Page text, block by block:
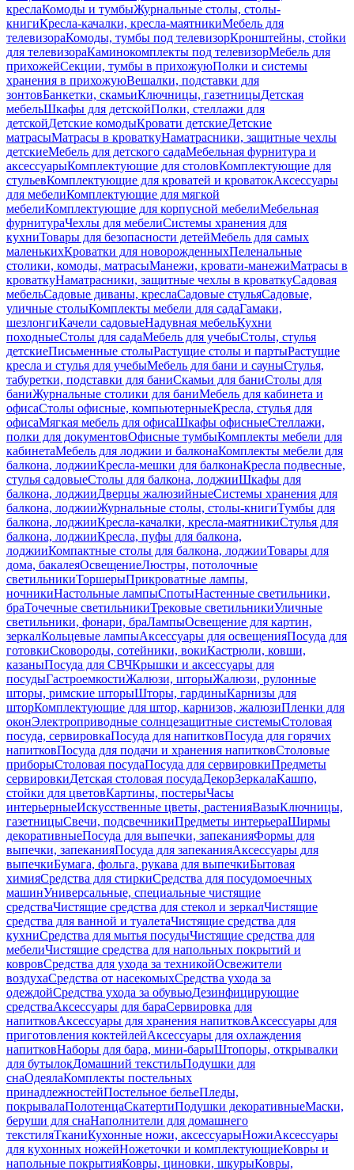
креслаКомоды и тумбыЖурнальные столы, столы-
книгиКресла-качалки, кресла-маятникиМебель для
телевизораКомоды, тумбы под телевизорКронштейны, стойки
для телевизораКаминокомплекты под телевизорМебель для
прихожейСекции, тумбы в прихожуюПолки и системы
хранения в прихожуюВешалки, подставки для
зонтовБанкетки, скамьиКлючницы, газетницыДетская
мебельШкафы для детскойПолки, стеллажи для
детскойДетские комодыКровати детскиеДетские
матрасыМатрасы в кроваткуНаматрасники, защитные чехлы
детскиеМебель для детского садаМебельная фурнитура и
аксессуарыКомплектующие для столовКомплектующие для
стульевКомплектующие для кроватей и кроватокАксессуары
для мебелиКомплектующие для мягкой
мебелиКомплектующие для корпусной мебелиМебельная
фурнитураЧехлы для мебелиСистемы хранения для
кухниТовары для безопасности детейМебель для самых
маленькихКроватки для новорожденныхПеленальные
столики, комоды, матрасыМанежи, кровати-манежиМатрасы в
кроваткуНаматрасники, защитные чехлы в кроваткуСадовая
мебельСадовые диваны, креслаСадовые стульяСадовые,
уличные столыКомплекты мебели для садаГамаки,
шезлонгиКачели садовыеНадувная мебельКухни
походныеСтолы для садаМебель для учебыСтолы, стулья
детскиеПисьменные столыРастущие столы и партыРастущие
кресла и стулья для учебыМебель для бани и сауныСтулья,
табуретки, подставки для баниСкамьи для баниСтолы для
баниЖурнальные столики для баниМебель для кабинета и
офисаСтолы офисные, компьютерныеКресла, стулья для
офисаМягкая мебель для офисаШкафы офисныеСтеллажи,
полки для документовОфисные тумбыКомплекты мебели для
кабинетаМебель для лоджии и балконаКомплекты мебели для
балкона, лоджииКресла-мешки для балконаКресла подвесные,
стулья садовыеСтолы для балкона, лоджииШкафы для
балкона, лоджииДверцы жалюзийныеСистемы хранения для
балкона, лоджииЖурнальные столы, столы-книгиТумбы для
балкона, лоджииКресла-качалки, кресла-маятникиСтулья для
балкона, лоджииКресла, пуфы для балкона,
лоджииКомпактные столы для балкона, лоджииТовары для
дома, бакалеяОсвещениеЛюстры, потолочные
светильникиТоршерыПрикроватные лампы,
ночникиНастольные лампыСпотыНастенные светильники,
браТочечные светильникиТрековые светильникиУличные
светильники, фонари, браЛампыОсвещение для картин,
зеркалКольцевые лампыАксессуары для освещенияПосуда для
готовкиСковороды, сотейники, вокиКастрюли, ковши,
казаныПосуда для СВЧКрышки и аксессуары для
посудыГастроемкостиЖалюзи, шторыЖалюзи, рулонные
шторы, римские шторыШторы, гардиныКарнизы для
шторКомплектующие для штор, карнизов, жалюзиПленки для
оконЭлектроприводные солнцезащитные системыСтоловая
посуда, сервировкаПосуда для напитковПосуда для горячих
напитковПосуда для подачи и хранения напитковСтоловые
приборыСтоловая посудаПосуда для сервировкиПредметы
сервировкиДетская столовая посудаДекорЗеркалаКашпо,
стойки для цветовКартины, постерыЧасы
интерьерныеИскусственные цветы, растенияВазыКлючницы,
газетницыСвечи, подсвечникиПредметы интерьераШирмы
декоративныеПосуда для выпечки, запеканияФормы для
выпечки, запеканияПосуда для запеканияАксессуары для
выпечкиБумага, фольга, рукава для выпечкиБытовая
химияСредства для стиркиСредства для посудомоечных
машинУниверсальные, специальные чистящие
средстваЧистящие средства для стекол и зеркалЧистящие
средства для ванной и туалетаЧистящие средства для
кухниСредства для мытья посудыЧистящие средства для
мебелиЧистящие средства для напольных покрытий и
ковровСредства для ухода за техникойОсвежители
воздухаСредства от насекомыхСредства ухода за
одеждойСредства ухода за обувьюДезинфицирующие
средстваАксессуары для бараСервировка для
напитковАксессуары для хранения напитковАксессуары для
приготовления коктейлейАксессуары для охлаждения
напитковНаборы для бара, мини-барыШтопоры, открывалки
для бутылокДомашний текстильПодушки для
снаОдеялаКомплекты постельных
принадлежностейПостельное бельеПледы,
покрывалаПолотенцаСкатертиПодушки декоративныеМаски,
беруши для снаНаполнители для домашнего
текстиляТканиКухонные ножи, аксессуарыНожиАксессуары
для кухонных ножейНожеточки и комплектующиеКовры и
напольные покрытияКовры, циновки, шкурыКовры,